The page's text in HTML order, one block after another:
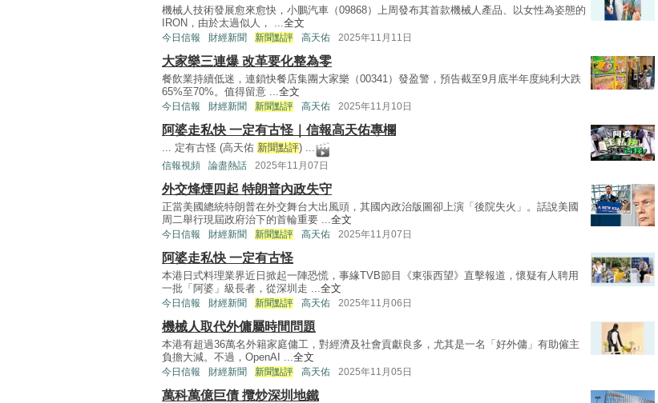
機械人技術發展愈來愈快，小鵬汽車（09868）上周發布其首款機械人產品、以女性為姿態的
IRON，由於太過似人， ...全文
今日信報 財經新聞 新聞點評 高天佑 2025年11月11日
大家樂三連爆 改革要化整為零
餐飲業持續低迷，連鎖快餐店集團大家樂（00341）發盈警，預告截至9月底半年度純利大跌
65%至70%。值得留意 ...全文
今日信報 財經新聞 新聞點評 高天佑 2025年11月10日
阿婆走私快 一定有古怪｜信報高天佑專欄
... 定有古怪 (高天佑 新聞點評) ...
信報視頻 論盡熱話 2025年11月07日
外交烽煙四起 特朗普內政失守
正當美國總統特朗普在外交舞台大出風頭，其國內政治版圖卻上演「後院失火」。話說美國
周二舉行現屆政府治下的首輪重要 ...全文
今日信報 財經新聞 新聞點評 高天佑 2025年11月07日
阿婆走私快 一定有古怪
本港日式料理業界近日掀起一陣恐慌，事緣TVB節目《東張西望》直擊報道，懷疑有人聘用
一批「阿婆」級長者，從深圳走 ...全文
今日信報 財經新聞 新聞點評 高天佑 2025年11月06日
機械人取代外傭屬時間問題
本港有超過36萬名外籍家庭傭工，對經濟及社會貢獻良多，尤其是一名「好外傭」有助僱主
負擔大減。不過，OpenAI ...全文
今日信報 財經新聞 新聞點評 高天佑 2025年11月05日
萬科萬億巨債 攬炒深圳地鐵